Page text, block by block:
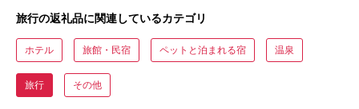
旅行の返礼品に関連しているカテゴリ
ホテル 旅館・民宿 ペットと泊まれる宿 温泉
旅行 その他